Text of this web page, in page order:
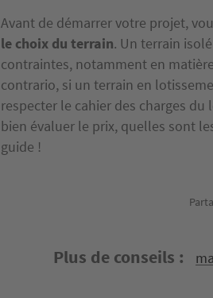
Avant de démarrer votre projet,
le choix du terrain. Un terrain
contraintes, notamment en
contrario, si un terrain en
respecter le cahier des charges
bien évaluer le prix, quelles sont
guide !
Plus de conseils